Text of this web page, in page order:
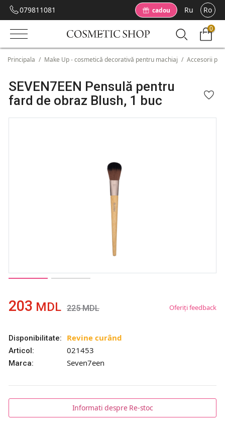
079811081 cadou Ru Ro
0
Principala / Make Up - cosmetică decorativă pentru machiaj / Accesorii
SEVEN7EEN Pensulă pentru
fard de obraz Blush, 1 buc
203 MDL 225MDL Oferiți feedback
Disponibilitate: Revine curând
Articol: 021453
Marca: Seven7een
Informati despre Re-stoc